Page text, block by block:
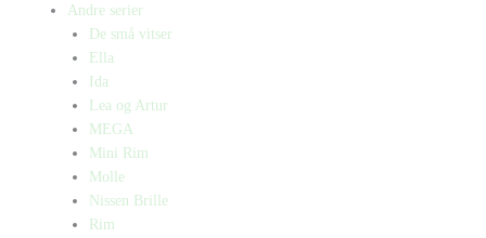
Andre serier
De små vitser
Ella
Ida
Lea og Artur
MEGA
Mini Rim
Molle
Nissen Brille
Rim